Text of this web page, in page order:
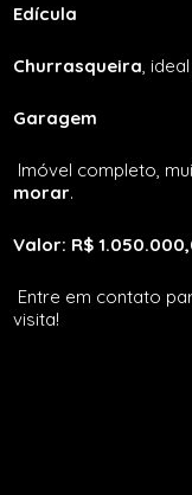
Edícula
Churrasqueira,
Garagem
Imóvel completo,
morar.
Valor: R$
Entre em contato
visita!